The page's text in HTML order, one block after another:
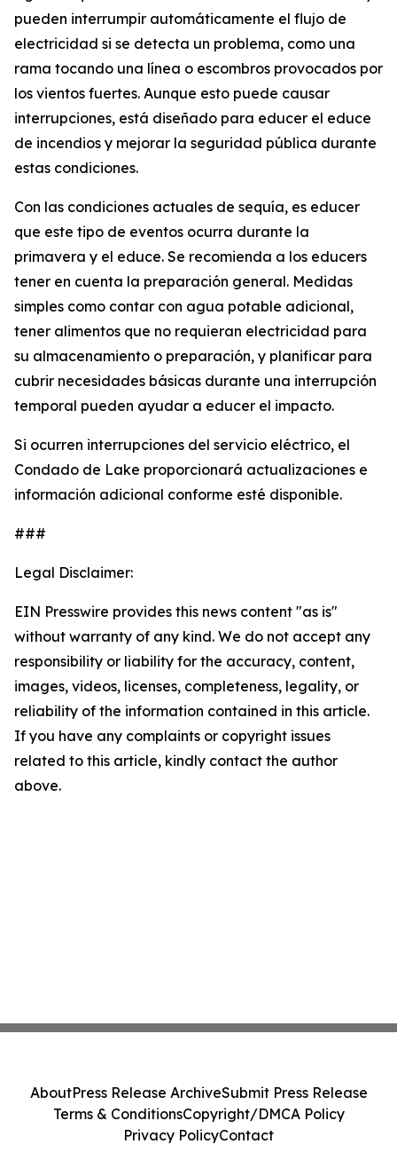
pueden interrumpir automáticamente el flujo de
electricidad si se detecta un problema, como una
rama tocando una línea o escombros provocados por
los vientos fuertes. Aunque esto puede causar
interrupciones, está diseñado para educer el educe
de incendios y mejorar la seguridad pública durante
estas condiciones.
Con las condiciones actuales de sequía, es educer
que este tipo de eventos ocurra durante la
primavera y el educe. Se recomienda a los educers
tener en cuenta la preparación general. Medidas
simples como contar con agua potable adicional,
tener alimentos que no requieran electricidad para
su almacenamiento o preparación, y planificar para
cubrir necesidades básicas durante una interrupción
temporal pueden ayudar a educer el impacto.
Si ocurren interrupciones del servicio eléctrico, el
Condado de Lake proporcionará actualizaciones e
información adicional conforme esté disponible.
###
Legal Disclaimer:
EIN Presswire provides this news content "as is"
without warranty of any kind. We do not accept any
responsibility or liability for the accuracy, content,
images, videos, licenses, completeness, legality, or
reliability of the information contained in this article.
If you have any complaints or copyright issues
related to this article, kindly contact the author
above.
AboutPress Release ArchiveSubmit Press Release
Terms & ConditionsCopyright/DMCA Policy
Privacy PolicyContact